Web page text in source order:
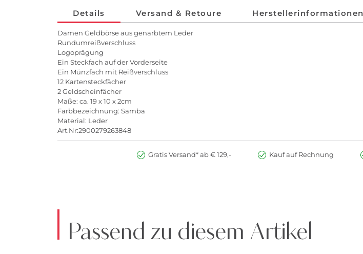
Details Versand & Retoure Herstellerinformationen
Damen Geldbörse aus genarbtem Leder
Rundumreißverschluss
Logoprägung
Ein Steckfach auf der Vorderseite
Ein Münzfach mit Reißverschluss
12 Kartensteckfächer
2 Geldscheinfächer
Maße: ca. 19 x 10 x 2cm
Farbbezeichnung: Samba
Material: Leder
Art.Nr:2900279263848
Gratis Versand* ab € 129,- Kauf auf Rechnung
Passend zu diesem Artikel